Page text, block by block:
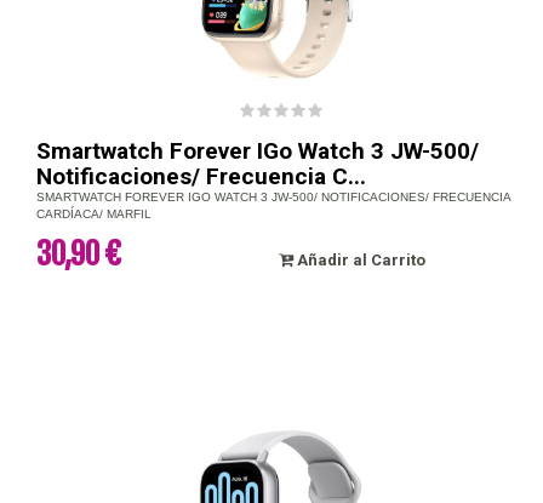
Smartwatch Forever IGo Watch 3 JW-500/
Notificaciones/ Frecuencia C...
SMARTWATCH FOREVER IGO WATCH 3 JW-500/ NOTIFICACIONES/ FRECUENCIA
CARDÍACA/ MARFIL
30,90 € Añadir al Carrito